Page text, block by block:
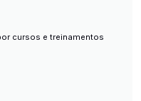
cursos e treinamentos